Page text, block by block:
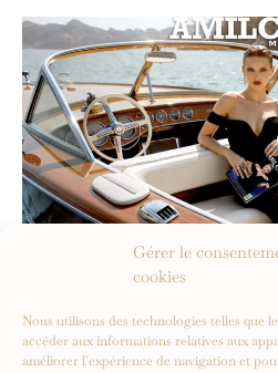
Gérer le
cookies
Nous utilisons des technologies telles que
accéder aux informations relatives aux
améliorer l’expérience de navigation et